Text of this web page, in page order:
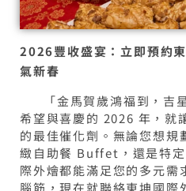
2026豐收盛宴：立即預約
氣新春
「金馬賀歲鴻福到，吉
希望與喜慶的 2026 年，就
的最佳催化劑。無論您想規
緻自助餐 Buffet，還是特
際外燴都能滿足您的多元需